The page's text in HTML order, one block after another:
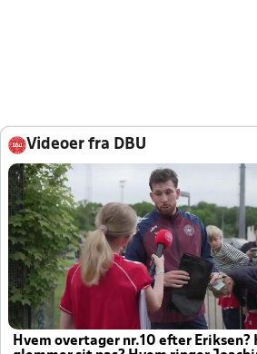
Videoer fra DBU
Hvem overtager nr.10 efter Eriksen?